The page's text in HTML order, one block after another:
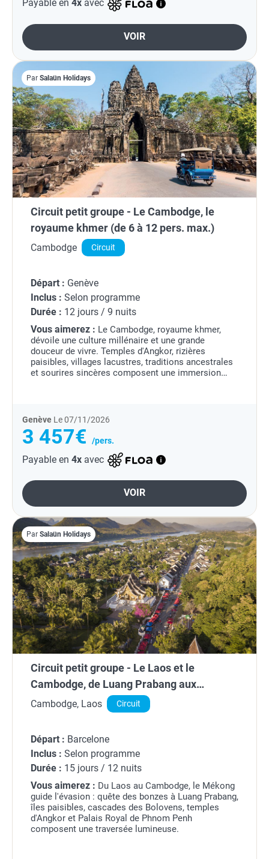
Payable en 4x avec
VOIR
Par Salaün Holidays
Circuit petit groupe - Le Cambodge, le
royaume khmer (de 6 à 12 pers. max.)
Cambodge Circuit
Départ : Genève
Inclus : Selon programme
Durée : 12 jours / 9 nuits
Vous aimerez : Le Cambodge, royaume khmer,
dévoile une culture millénaire et une grande
douceur de vivre. Temples d'Angkor, rizières
paisibles, villages lacustres, traditions ancestrales
et sourires sincères composent une immersion
Genève Le 07/11/2026
3 457€ /pers.
Payable en 4x avec
VOIR
Par Salaün Holidays
Circuit petit groupe - Le Laos et le
Cambodge, de Luang Prabang aux
merveilles d'Angkor (de 6 à 12 pers. max.)
Cambodge, Laos Circuit
Départ : Barcelone
Inclus : Selon programme
Durée : 15 jours / 12 nuits
Vous aimerez : Du Laos au Cambodge, le Mékong
guide l'évasion : quête des bonzes à Luang Prabang,
îles paisibles, cascades des Bolovens, temples
d'Angkor et Palais Royal de Phnom Penh
composent une traversée lumineuse.